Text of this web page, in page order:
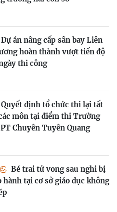
Dự án nâng cấp sân bay Liên
hoàn thành vượt tiến độ
thi công
Quyết định tổ chức thi lại tất
môn tại điểm thi Trường
Chuyên Tuyên Quang
Bé trai tử vong sau nghi bị
hành tại cơ sở giáo dục không